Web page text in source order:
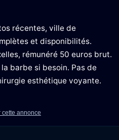
récentes, ville de
et disponibilités.
rémunéré 50 euros brut.
barbe si besoin. Pas de
esthétique voyante.
annonce